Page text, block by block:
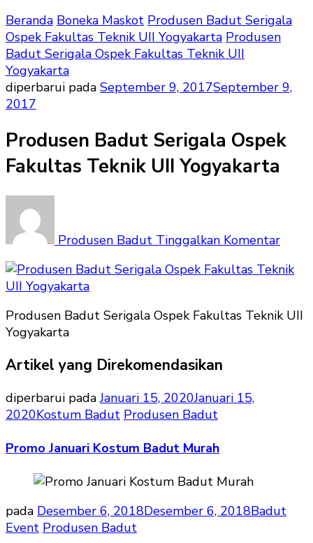
Beranda Boneka Maskot Produsen Badut Serigala
Ospek Fakultas Teknik UII Yogyakarta Produsen
Badut Serigala Ospek Fakultas Teknik UII
Yogyakarta
diperbarui pada September 9, 2017September 9,
2017
Produsen Badut Serigala Ospek
Fakultas Teknik UII Yogyakarta
Produsen Badut Tinggalkan Komentar
UII
Produsen Badut Serigala Ospek Fakultas Teknik UII
Yogyakarta
Artikel yang Direkomendasikan
diperbarui padaJanuari 15, 2020Januari 15,
2020Kostum Badut Produsen Badut
Promo Januari Kostum Badut Murah
pada Desember 6, 2018Desember 6, 2018Badut
Event Produsen Badut